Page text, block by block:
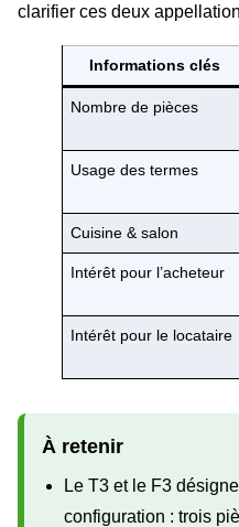
clarifier ces deux
Informations clés
Nombre de pièces
Usage des termes
Cuisine & salon
Intérêt pour l’acheteur
Intérêt pour le locataire
À retenir
Le T3 et le F3
configuration : trois